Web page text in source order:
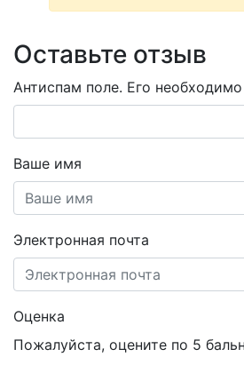
Оставьте отзыв
Антиспам поле. Его
Ваше имя
Электронная почта
Оценка
Пожалуйста, оцените по 5